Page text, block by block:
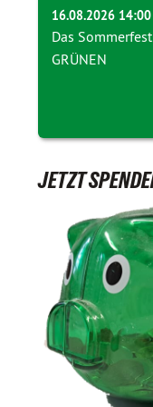
16.08.2026 14:00
Das
GRÜNEN
JETZT